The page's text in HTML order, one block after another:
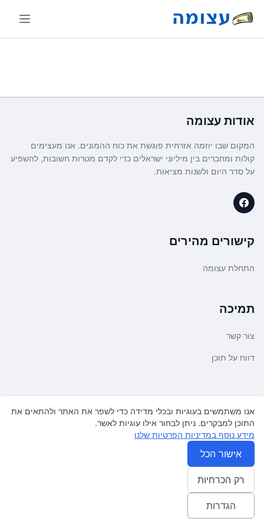
אודות עצומה
המקום שבו יוזמה אזרחית פוגשת את כוח ההמונים. אנו מעצימים
קולות ומחברים בין מיליוני ישראלים כדי לקדם מטרות חשובות, להשפיע
על סדר היום ולשנות מציאות.
קישורים מהירים
התחלת עצומה
תמיכה
צור קשר
דווח על תוכן
משפטי ועדכונים
מדיניות פרטיות
תנאי שימוש
© 2026 עצומה. כל הזכויות שמורות.
אנו משתמשים בעוגיות ובכלי מדידה כדי לשפר את האתר ולהתאים את
התוכן למבקרים. ניתן לבחור אילו עוגיות לאשר.
מידע נוסף במדיניות הפרטיות שלנו
אישור הכל
רק הכרחיות
הגדרות